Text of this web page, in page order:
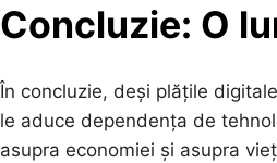
Concluzie: O
În concluzie, deși plățile
le aduce dependența de
asupra economiei și asupra